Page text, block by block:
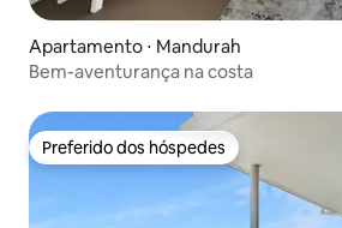
Apartamento ⋅ Mandurah
Bem-aventurança na costa
Preferido dos hóspedes
Preferido dos hóspedes